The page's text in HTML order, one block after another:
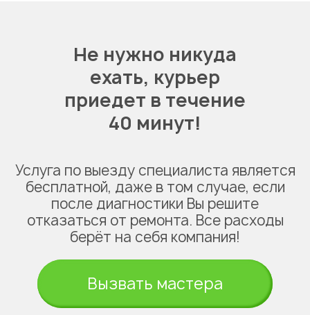
Не нужно никуда
ехать, курьер
приедет в течение
40 минут!
Услуга по выезду специалиста является
бесплатной, даже в том случае, если
после диагностики Вы решите
отказаться от ремонта. Все расходы
берёт на себя компания!
Вызвать мастера
Укажите из какого вы
города
Алматы